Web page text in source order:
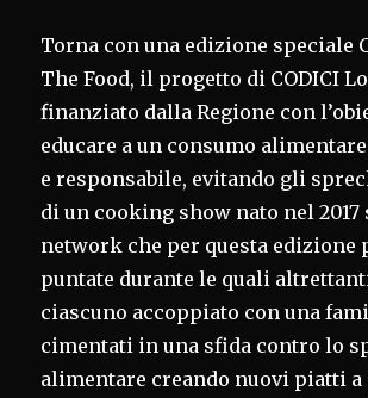
Torna con una edizione speciale
The Food, il progetto di CODICI
finanziato dalla Regione con
educare a un consumo
e responsabile, evitando gli
di un cooking show nato nel 2017
network che per questa edizione
puntate durante le quali
ciascuno accoppiato con una
cimentati in una sfida contro lo
alimentare creando nuovi piatti